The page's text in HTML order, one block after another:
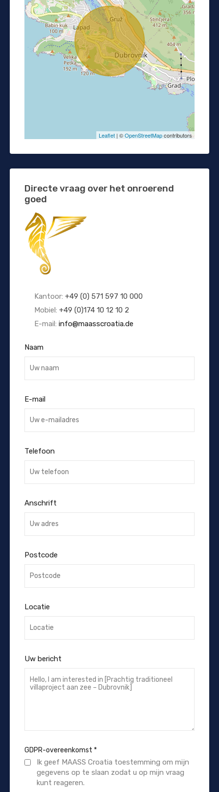
Leaflet | ©OpenStreetMapcontributors
Directe vraag over het onroerend
goed
Kantoor: +49 (0) 571 597 10 000
Mobiel: +49 (0)174 10 12 10 2
E-mail: info@maasscroatia.de
Naam
E-mail
Telefoon
Anschrift
Postcode
Locatie
Uw bericht
GDPR-overeenkomst *
Ik geef MAASS Croatia toestemming om mijn
gegevens op te slaan zodat u op mijn vraag
kunt reageren.